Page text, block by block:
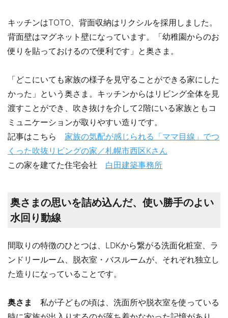
キッチンはTOTO、背面収納はリクシルを採用しました。
背面壁はマグネット壁になっています。「幼稚園からのお
便りを貼っておけるので便利です」と奥さま。
「どこにいても家族の様子を見守ることができる家にした
かった」という奥さま。キッチンからはリビング全体を見
渡すことができ、吹き抜けを介して2階にいる家族ともコ
ミュニケーションが取りやすい造りです。
記事はこちら 家族の気配が感じられる「ママ目線」でつ
くった吹抜リビングの家／札幌市西区Kさん
この家を建てた住宅会社 白田建築事務所
奥さまの思いを詰め込んだ、使い勝手のよい
水回り動線
間取りの特徴のひとつは、LDKから繋がる洗面化粧室、ラ
ンドリールーム、脱衣室・バスルームが、それぞれ独立し
た造りになっていることです。
奥さま
私が子どもの頃は、洗面所や脱衣室を使っている